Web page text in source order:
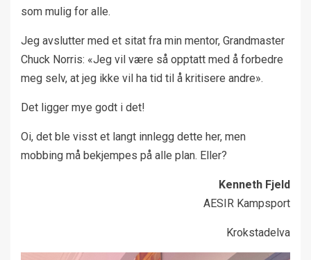
som mulig for alle.
Jeg avslutter med et sitat fra min mentor, Grandmaster
Chuck Norris: «Jeg vil være så opptatt med å forbedre
meg selv, at jeg ikke vil ha tid til å kritisere andre».
Det ligger mye godt i det!
Oi, det ble visst et langt innlegg dette her, men
mobbing må bekjempes på alle plan. Eller?
Kenneth Fjeld
AESIR Kampsport
Krokstadelva